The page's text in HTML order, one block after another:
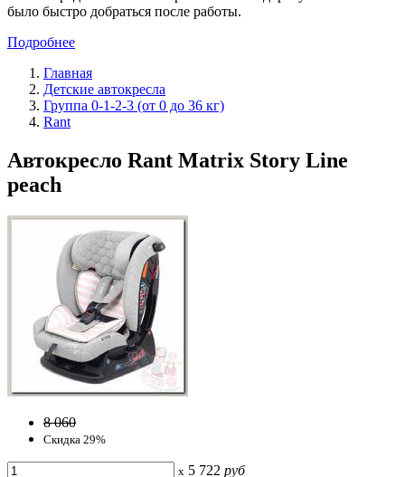
было быстро добраться после работы.
Подробнее
Главная
Детские автокресла
Группа 0-1-2-3 (от 0 до 36 кг)
Rant
Автокресло Rant Matrix Story Line
peach
8 060
Скидка 29%
x 5 722 руб